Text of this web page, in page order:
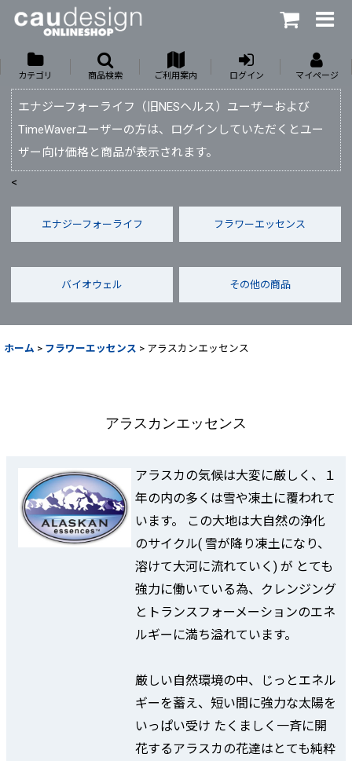
カテゴリ 商品検索 ご利用案内 ログイン マイページ
エナジーフォーライフ（旧NESヘルス）ユーザーおよび
TimeWaverユーザーの方は、ログインしていただくとユー
ザー向け価格と商品が表示されます。
<
エナジーフォーライフ フラワーエッセンス
バイオウェル その他の商品
ホーム > フラワーエッセンス > アラスカンエッセンス
アラスカンエッセンス
アラスカの気候は大変に厳しく、１
年の内の多くは雪や凍土に覆われて
います。 この大地は大自然の浄化
のサイクル( 雪が降り凍土になり、
溶けて大河に流れていく) が とても
強力に働いている為、クレンジング
とトランスフォーメーションのエネ
ルギーに満ち溢れています。
厳しい自然環境の中、じっとエネル
ギーを蓄え、短い間に強力な太陽を
いっぱい受け たくましく一斉に開
花するアラスカの花達はとても純粋